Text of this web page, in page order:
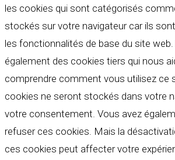
les cookies qui sont catégorisés
stockés sur votre navigateur car ils
les fonctionnalités de base du site
également des cookies tiers qui nous
comprendre comment vous utilisez ce
cookies ne seront stockés dans votre
votre consentement. Vous avez
refuser ces cookies. Mais la
ces cookies peut affecter votre